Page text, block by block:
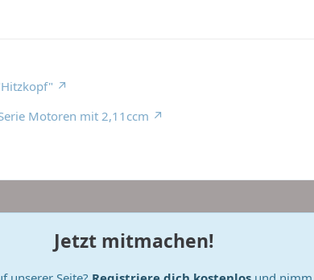
Motoren mit 2,11ccm
Jetzt mitmachen!